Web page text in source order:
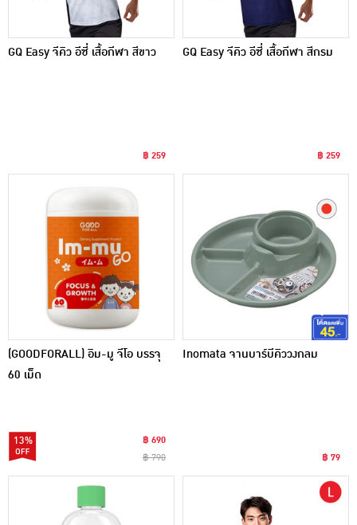
GQ Easy จีคิว อีซี่ เสื้อกีฬา สีขาว
฿ 259
GQ Easy จีคิว อีซี่ เสื้อกีฬา สีกรม
฿ 259
(GOODFORALL) อิม-มู จีโอ บรรจุ
60 เม็ด
13%
฿ 690
฿ 790
Inomata จานบาร์บีคิววงกลม
฿ 79